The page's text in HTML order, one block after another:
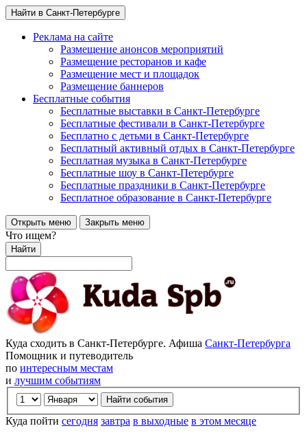
Найти в Санкт-Петербурге
Реклама на сайте
Размещение анонсов мероприятий
Размещение ресторанов и кафе
Размещение мест и площадок
Размещение баннеров
Бесплатные события
Бесплатные выставки в Санкт-Петербурге
Бесплатные фестивали в Санкт-Петербурге
Бесплатно с детьми в Санкт-Петербурге
Бесплатный активный отдых в Санкт-Петербурге
Бесплатная музыка в Санкт-Петербурге
Бесплатные шоу в Санкт-Петербурге
Бесплатные праздники в Санкт-Петербурге
Бесплатное образование в Санкт-Петербурге
Открыть меню Закрыть меню
Что ищем?
Найти
Куда сходить в Санкт-Петербурге. Афиша Санкт-Петербурга
Помощник и путеводитель
по интересным местам
и лучшим событиям
Куда пойти сегодня завтра в выходные в этом месяце